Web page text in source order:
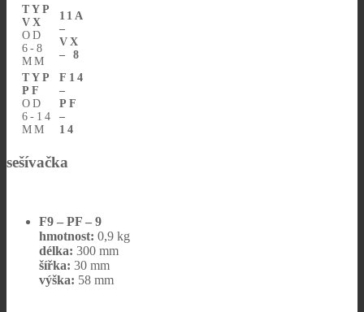
TYP
VX
OD
6-8
MM
11A
–
VX
– 8
TYP
PF
OD
6-14
MM
F14
–
PF
–
14
sešívačka
F9 – PF – 9
hmotnost: 0,9 kg
délka: 300 mm
šířka: 30 mm
výška: 58 mm